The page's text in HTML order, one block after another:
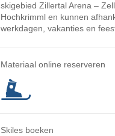
skigebied Zillertal Arena –
Hochkrimml en kunnen
werkdagen, vakanties en
Materiaal online reserveren
Skiles boeken